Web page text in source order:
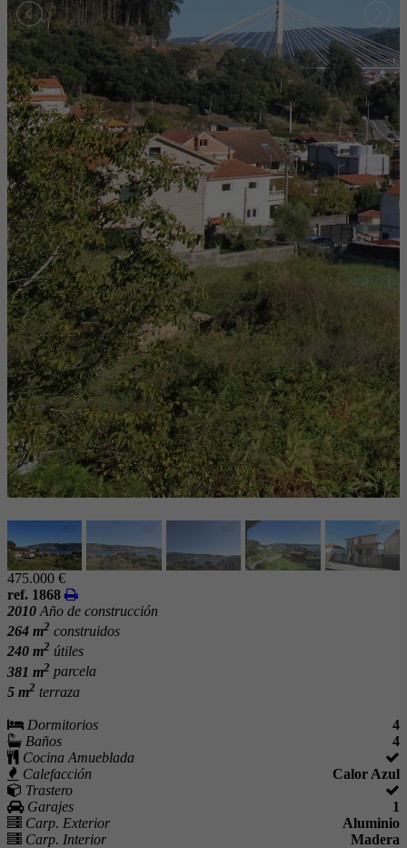
475.000 €
ref. 1868
2010 Año de construcción
264 m2 construidos
240 m2 útiles
381 m2 parcela
5 m2 terraza
Dormitorios
4
Baños
4
Cocina Amueblada
Calefacción
Calor Azul
Trastero
Garajes
1
Carp. Exterior
Aluminio
Carp. Interior
Madera